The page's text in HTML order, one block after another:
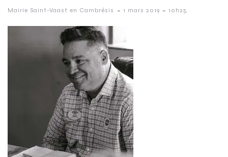
Mairie Saint-Vaast en Cambrésis - 1 mars 2019 - 10h25